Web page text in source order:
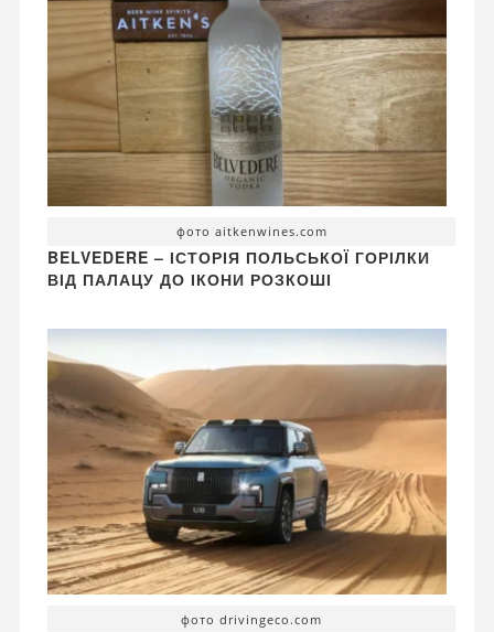
фото aitkenwines.com
BELVEDERE – ІСТОРІЯ ПОЛЬСЬКОЇ ГОРІЛКИ
ВІД ПАЛАЦУ ДО ІКОНИ РОЗКОШІ
фото drivingeco.com